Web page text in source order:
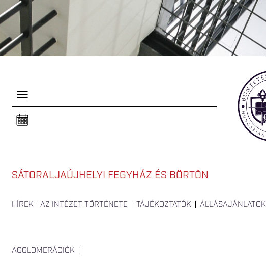
P
e
l
s
a
SÁTORALJAÚJHELYI FEGYHÁZ ÉS BÖRTÖN
HÍREK AZ INTÉZET TÖRTÉNETE TÁJÉKOZTATÓK ÁLLÁSAJÁNLATOK
AGGLOMERÁCIÓK